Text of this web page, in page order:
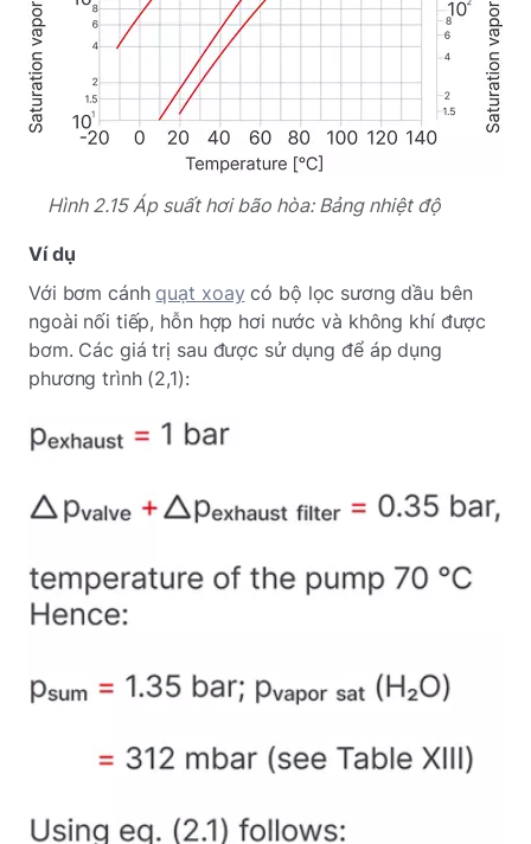
Hình 2.15 Áp suất hơi bão hòa: Bảng nhiệt độ
Ví dụ
Với bơm cánhquạt xoaycó bộ lọc sương dầu bên
ngoài nối tiếp, hỗn hợp hơi nước và không khí được
bơm. Các giá trị sau được sử dụng để áp dụng
phương trình (2,1):